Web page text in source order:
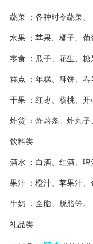
蔬菜 ：各种时令蔬菜。
水果 ：苹果、橘子、葡
零食 ：瓜子、花生、糖
糕点 ：年糕、酥饼、春
干果 ：红枣、核桃、开
炸货 ：炸薯条、炸丸子
饮料类
酒水 ：白酒、红酒、啤
果汁 ：橙汁、苹果汁、
牛奶 ：全脂、脱脂等。
礼品类